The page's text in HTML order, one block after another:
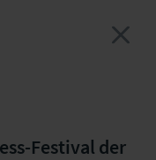
Festival der